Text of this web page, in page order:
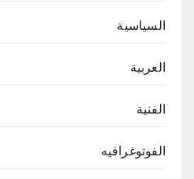
السياسية
العربية
الفنية
الفوتوغرافيه